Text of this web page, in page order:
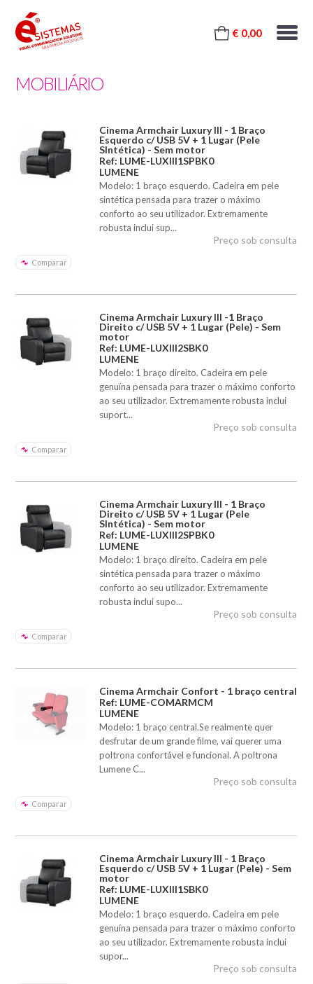
€ 0,00
MOBILIÁRIO
Cinema Armchair Luxury III - 1 Braço
Esquerdo c/ USB 5V + 1 Lugar (Pele
SIntética) - Sem motor
Ref: LUME-LUXIII1SPBK0
LUMENE
Modelo: 1 braço esquerdo. Cadeira em pele
sintética pensada para trazer o máximo
conforto ao seu utilizador. Extremamente
robusta inclui sup...
Comparar
Preço sob consulta
Cinema Armchair Luxury III -1 Braço
Direito c/ USB 5V + 1 Lugar (Pele) - Sem
motor
Ref: LUME-LUXIII2SBK0
LUMENE
Modelo: 1 braço direito. Cadeira em pele
genuína pensada para trazer o máximo conforto
ao seu utilizador. Extremamente robusta inclui
suport...
Comparar
Preço sob consulta
Cinema Armchair Luxury III - 1 Braço
Direito c/ USB 5V + 1 Lugar (Pele
SIntética) - Sem motor
Ref: LUME-LUXIII2SPBK0
LUMENE
Modelo: 1 braço direito. Cadeira em pele
sintética pensada para trazer o máximo
conforto ao seu utilizador. Extremamente
robusta inclui supo...
Comparar
Preço sob consulta
Cinema Armchair Confort - 1 braço central
Ref: LUME-COMARMCM
LUMENE
Modelo: 1 braço central.Se realmente quer
desfrutar de um grande filme, vai querer uma
poltrona confortável e funcional. A poltrona
Lumene C...
Comparar
Preço sob consulta
Cinema Armchair Luxury III - 1 Braço
Esquerdo c/ USB 5V + 1 Lugar (Pele) - Sem
motor
Ref: LUME-LUXIII1SBK0
LUMENE
Modelo: 1 braço esquerdo. Cadeira em pele
genuína pensada para trazer o máximo conforto
ao seu utilizador. Extremamente robusta inclui
supor...
Preço sob consulta